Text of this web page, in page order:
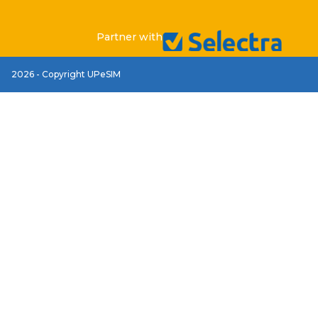
Partner with
2026 - Copyright UPeSIM